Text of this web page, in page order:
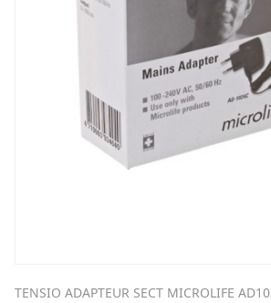
TENSIO ADAPTEUR SECT MICROLIFE